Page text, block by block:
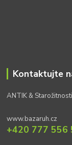
Kontaktujte
ANTIK &
www.bazaruh.cz
+420 777 556